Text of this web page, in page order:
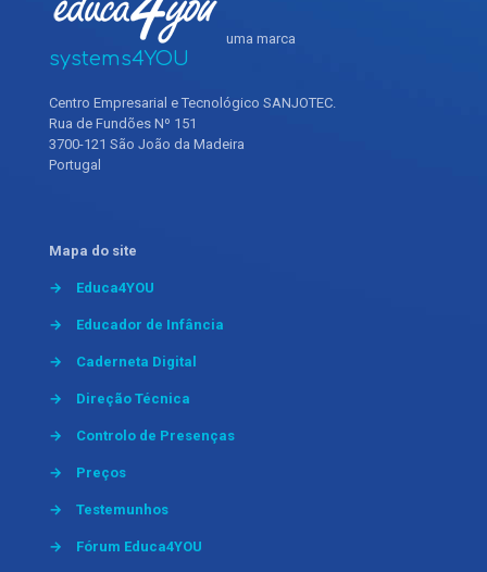
uma marca
systems4YOU
Centro Empresarial e Tecnológico SANJOTEC.
Rua de Fundões Nº 151
3700-121 São João da Madeira
Portugal
Mapa do site
→ Educa4YOU
→ Educador de Infância
→ Caderneta Digital
→ Direção Técnica
→ Controlo de Presenças
→ Preços
→ Testemunhos
→ Fórum Educa4YOU